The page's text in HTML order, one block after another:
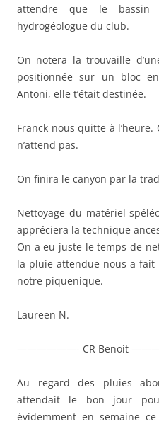
attendre que le bassin
hydrogéologue du club.
On notera la trouvaille
positionnée sur un bloc
Antoni, elle t’était destinée.
Franck nous quitte à
n’attend pas.
On finira le canyon par la
Nettoyage du matériel
appréciera la technique
On a eu juste le temps de
la pluie attendue nous a
notre piquenique.
Laureen N.
——————- CR Benoit
Au regard des pluies
attendait le bon jour
évidemment en semaine